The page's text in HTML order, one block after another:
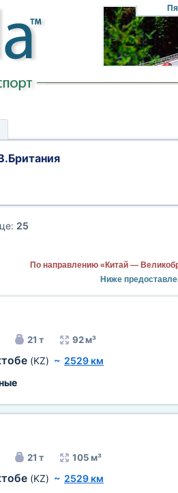
25
По направлению «Китай —
Ниже
21 т 92 м³
(KZ) ~ 2529 км
21 т 105 м³
(KZ) ~ 2529 км